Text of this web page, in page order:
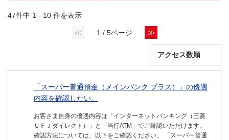
47件中 1 - 10 件を表示
≪ 1 / 5ページ ≫
「スーパー普通預金（メインバンク プラス）」の優遇
内容を確認したい。
お客さま自身の優遇内容は「インターネットバンキング（三菱
ＵＦＪダイレクト）」と「当行ATM」でご確認いただけます。
確認方法については、以下をご確認ください。 「スーバー普通